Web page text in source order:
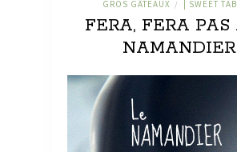
GROS GÂTEAUX / | SWEET
FERA, FERA PAS
NAMANDIER